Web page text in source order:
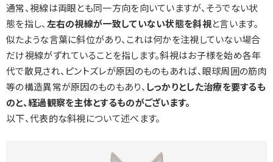
通常、視線は両眼とも同一方向を向いていますが、そうでない状
態を指し、 左右の視線が一致していない状態を斜視と言います。
似たような言葉に斜位があり、これは何かを注視していない場合
だけ視線がずれていることを指します。斜視はお子様を始め各年
代で散見され、ピントズレが原因のものもあれば、眼球周囲の筋肉
等の構造異常が原因のものもあり、 しっかりとした治療を要するも
のと、経過観察を主体とするものがございます。
以下、代表的な斜視について述べます。